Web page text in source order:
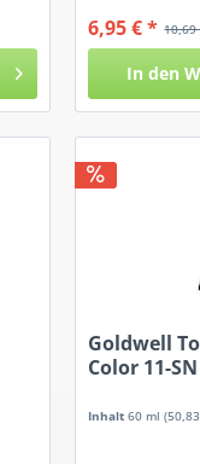
6,95 € *
In den
Goldwell
Color 11-
Inhalt60 ml